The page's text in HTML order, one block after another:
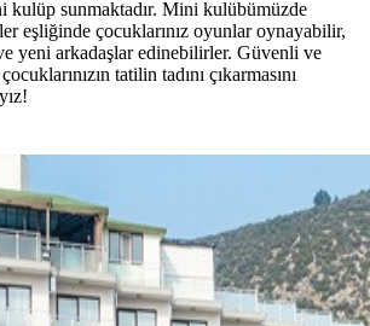
kulüp sunmaktadır. Mini kulübümüzde
eşliğinde çocuklarınız oyunlar oynayabilir,
yeni arkadaşlar edinebilirler. Güvenli ve
tatilin tadını çıkarmasını